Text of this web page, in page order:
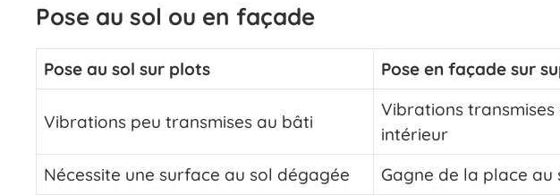
Pose au sol ou en façade
Pose au sol sur plots Pose en façade sur
Vibrations peu transmises au bâti
Vibrations
intérieur
Nécessite une surface au sol dégagée
Gagne de la place au